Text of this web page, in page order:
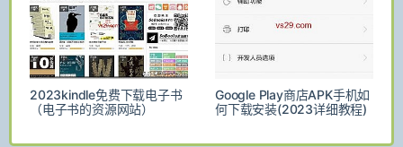
2023kindle免费下载电子书
（电子书的资源网站）
Google Play商店APK手机如
何下载安装(2023详细教程)